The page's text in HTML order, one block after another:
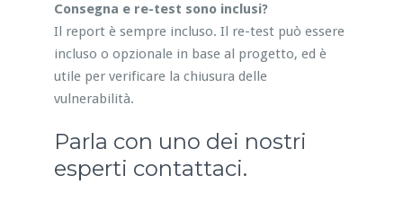
Consegna e re-test sono inclusi?
Il report è sempre incluso. Il re-test può essere
incluso o opzionale in base al progetto, ed è
utile per verificare la chiusura delle
vulnerabilità.
Parla con uno dei nostri
esperti contattaci.